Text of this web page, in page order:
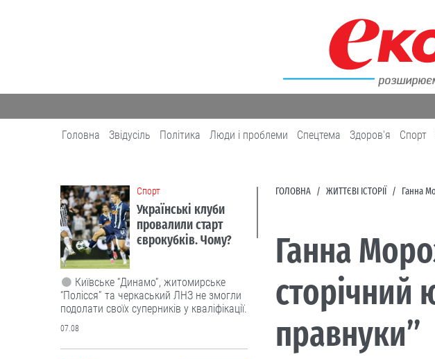
Головна Звідусіль Політика Люди і проблеми Спецтема Здоров'я Cпорт
ГОЛОВНА ЖИТТЄВІ ІСТОРІЇ Ганна
Ганна
сторічний
правнуки”
Cпорт
Українські клуби
провалили старт
єврокубків. Чому?
Київське “Динамо”, житомирське
“Полісся” та черкаський ЛНЗ не змогли
подолати своїх суперників у кваліфікації.
07.08